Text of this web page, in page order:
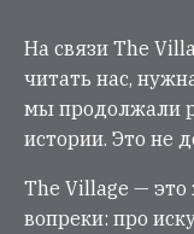
На связи The
читать нас,
мы продолжали
истории. Это не
The Village — это
вопреки: про